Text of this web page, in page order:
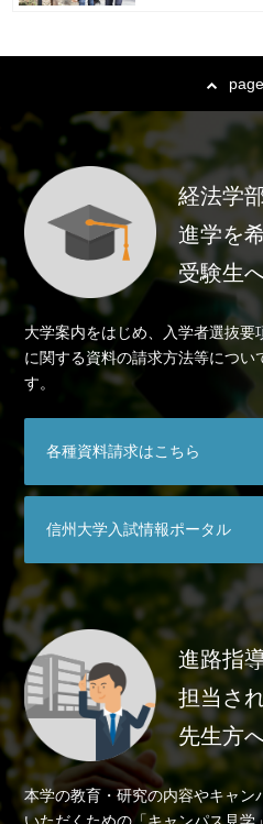
経法学
進学を
受験生
大学案内をはじめ、入学者選抜
に関する資料の請求方法等につい
す。
各種資料請求はこちら
信州大学入試情報ポータル
進路指
担当さ
先生方
本学の教育・研究の内容やキャン